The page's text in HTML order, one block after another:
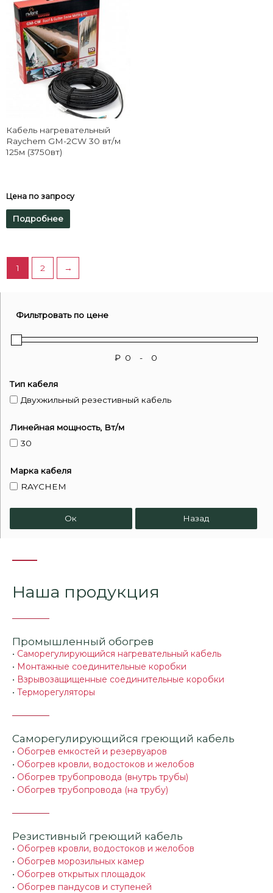
Кабель нагревательный
Raychem GM-2CW 30 вт/м
125м (3750вт)
Цена по запросу
Подробнее
1 2 →
Фильтровать по цене
₽ -
Тип кабеля
Двухжильный резестивный кабель
Линейная мощность, Вт/м
30
Марка кабеля
RAYCHEM
Ок Назад
Наша продукция
Промышленный обогрев
• Саморегулирующийся нагревательный кабель
• Монтажные соединительные коробки
• Взрывозащищенные соединительные коробки
• Терморегуляторы
Саморегулирующийся греющий кабель
• Обогрев емкостей и резервуаров
• Обогрев кровли, водостоков и желобов
• Обогрев трубопровода (внутрь трубы)
• Обогрев трубопровода (на трубу)
Резистивный греющий кабель
• Обогрев кровли, водостоков и желобов
• Обогрев морозильных камер
• Обогрев открытых площадок
• Обогрев пандусов и ступеней